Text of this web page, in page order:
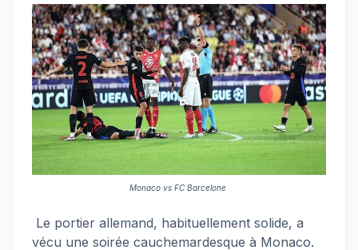
Monaco vs FC Barcelone
Le portier allemand, habituellement solide, a
vécu une soirée cauchemardesque à Monaco.